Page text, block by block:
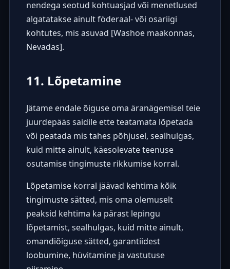
nendega seotud kohtuasjad või menetlused
algatatakse ainult föderaal- või osariigi
kohtutes, mis asuvad [Washoe maakonnas,
Nevadas].
11. Lõpetamine
Jätame endale õiguse oma äranägemisel teie
juurdepääs saidile ette teatamata lõpetada
või peatada mis tahes põhjusel, sealhulgas,
kuid mitte ainult, käesolevate teenuse
osutamise tingimuste rikkumise korral.
Lõpetamise korral jäävad kehtima kõik
tingimuste sätted, mis oma olemuselt
peaksid kehtima ka pärast lepingu
lõpetamist, sealhulgas, kuid mitte ainult,
omandiõiguse sätted, garantiidest
loobumine, hüvitamine ja vastutuse